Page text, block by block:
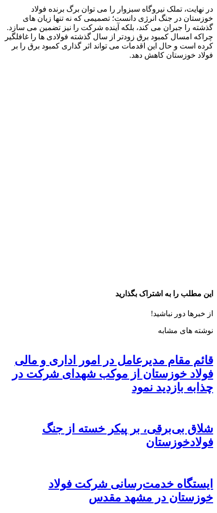
در نهایت، تملک نیروگاه سبزوار را می ‌توان برگ برنده فولاد
خوزستان در جنگ انرژی دانست؛ تصمیمی که نه ‌تنها زیان ‌های
گذشته را جبران می‌ کند، بلکه آینده‌ شرکت را نیز تضمین می‌ سازد.
چراکه امسال کمبود برق زودتر از سال گذشته فولادی ها را غافلگیر
کرده است و حال این اقدمات می تواند اثر گذاری کمبود برق را بر
فولاد خوزستان کاهش دهد.
این مطلب را به اشتراک بگذارید
از خبرها دور نباشید!
نوشته های مشابه
قائم مقام مدیرعامل در امور اداری و مالی
فولاد خوزستان از موکب شهدای شرکت در
چذابه بازدید نمود
شلاق‌ بی‌برقی، بر پیکر خسته‌ از جنگ
فولادخوزستان
ایستگاه خدمت‌رسانی شرکت فولاد
خوزستان در مشهد مقدس